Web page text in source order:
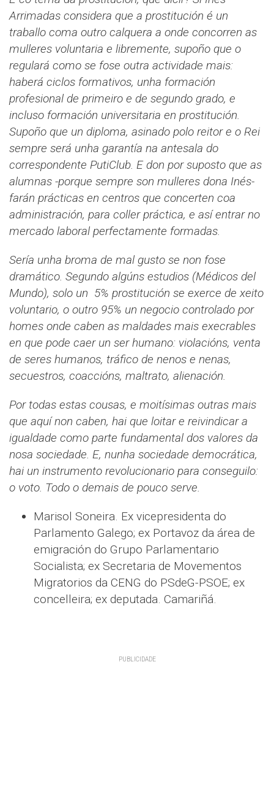
Arrimadas considera que a prostitución é un
traballo coma outro calquera a onde concorren as
mulleres voluntaria e libremente, supoño que o
regulará como se fose outra actividade mais:
haberá ciclos formativos, unha formación
profesional de primeiro e de segundo grado, e
incluso formación universitaria en prostitución.
Supoño que un diploma, asinado polo reitor e o Rei
sempre será unha garantía na antesala do
correspondente PutiClub. E don por suposto que as
alumnas -porque sempre son mulleres dona Inés-
farán prácticas en centros que concerten coa
administración, para coller práctica, e así entrar no
mercado laboral perfectamente formadas.
Sería unha broma de mal gusto se non fose
dramático. Segundo algúns estudios (Médicos del
Mundo), solo un 5% prostitución se exerce de xeito
voluntario, o outro 95% un negocio controlado por
homes onde caben as maldades mais execrables
en que pode caer un ser humano: violacións, venta
de seres humanos, tráfico de nenos e nenas,
secuestros, coaccións, maltrato, alienación.
Por todas estas cousas, e moitísimas outras mais
que aquí non caben, hai que loitar e reivindicar a
igualdade como parte fundamental dos valores da
nosa sociedade. E, nunha sociedade democrática,
hai un instrumento revolucionario para conseguilo:
o voto. Todo o demais de pouco serve.
Marisol Soneira. Ex vicepresidenta do
Parlamento Galego; ex Portavoz da área de
emigración do Grupo Parlamentario
Socialista; ex Secretaria de Movementos
Migratorios da CENG do PSdeG-PSOE; ex
concelleira; ex deputada. Camariñá.